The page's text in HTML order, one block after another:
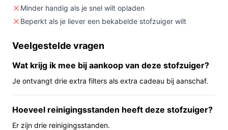
stand.
Belangrijkste check:controleer welke
jouw schoonmaakrondes en op welke zuigstand
Wat je in de praktijk merkt
In huis gebruik je de Hiaonyx XL zonder snoer, met
lampjes om donkere hoeken te verlichten en een
groene stofdetectielamp die aangeeft waar meer
Minder handig als je snel wilt opladen
Beperkt als je liever een bekabelde stofzuiger wilt
Veelgestelde vragen
Wat krijg ik mee bij aankoop van deze stofzuiger?
Je ontvangt drie extra filters als extra cadeau bij aanschaf.
Hoeveel reinigingsstanden heeft deze stofzuiger?
Er zijn drie reinigingsstanden.